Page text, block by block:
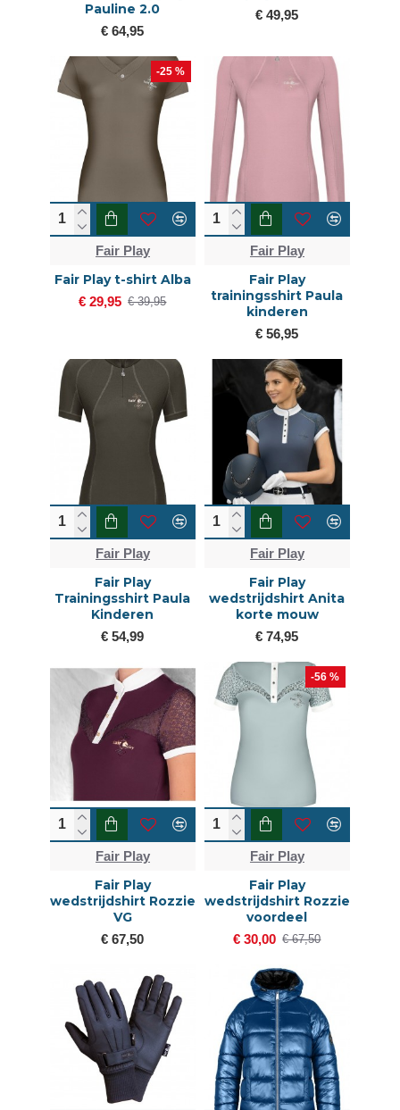
Pauline 2.0
€ 64,95
€ 49,95
-25 %
Fair Play
Fair Play t-shirt Alba
€ 29,95 € 39,95
Fair Play
Fair Play
trainingsshirt Paula
kinderen
€ 56,95
Fair Play
Fair Play
Trainingsshirt Paula
Kinderen
€ 54,99
Fair Play
Fair Play
wedstrijdshirt Anita
korte mouw
€ 74,95
Fair Play
Fair Play
wedstrijdshirt Rozzie
VG
€ 67,50
-56 %
Fair Play
Fair Play
wedstrijdshirt Rozzie
voordeel
€ 30,00 € 67,50